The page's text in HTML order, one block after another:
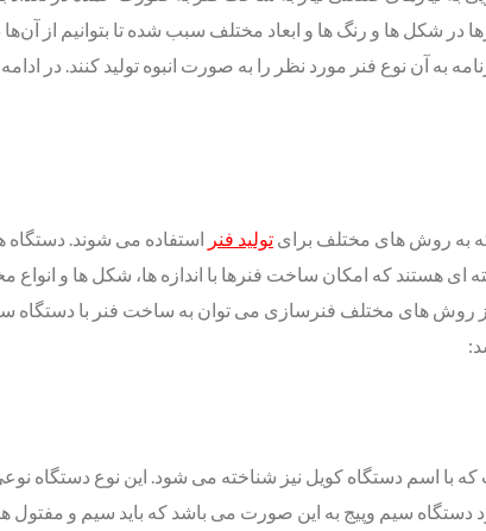
در شکل‌ ها و رنگ‌ ها و ابعاد مختلف سبب شده تا بتوانیم از
به آن نوع فنر مورد نظر را به صورت انبوه تولید کنند. در
که به روش های مختلف برای تولید فنر استفاده می شوند. دستگاه‌
هستند که امکان ساخت فنرها با اندازه‌ ها، شکل‌ ها و انواع
های مختلف فنرسازی می توان به ساخت فنر با دستگاه سیم
سیم وپیج به این صورت می باشد که باید سیم و مفتول